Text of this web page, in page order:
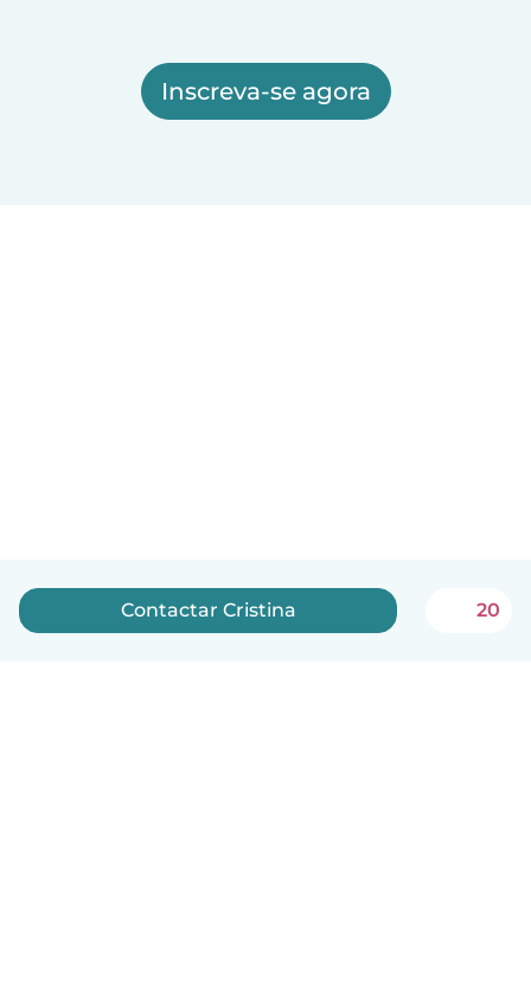
Inscreva-se agora
Contactar Cristina 20